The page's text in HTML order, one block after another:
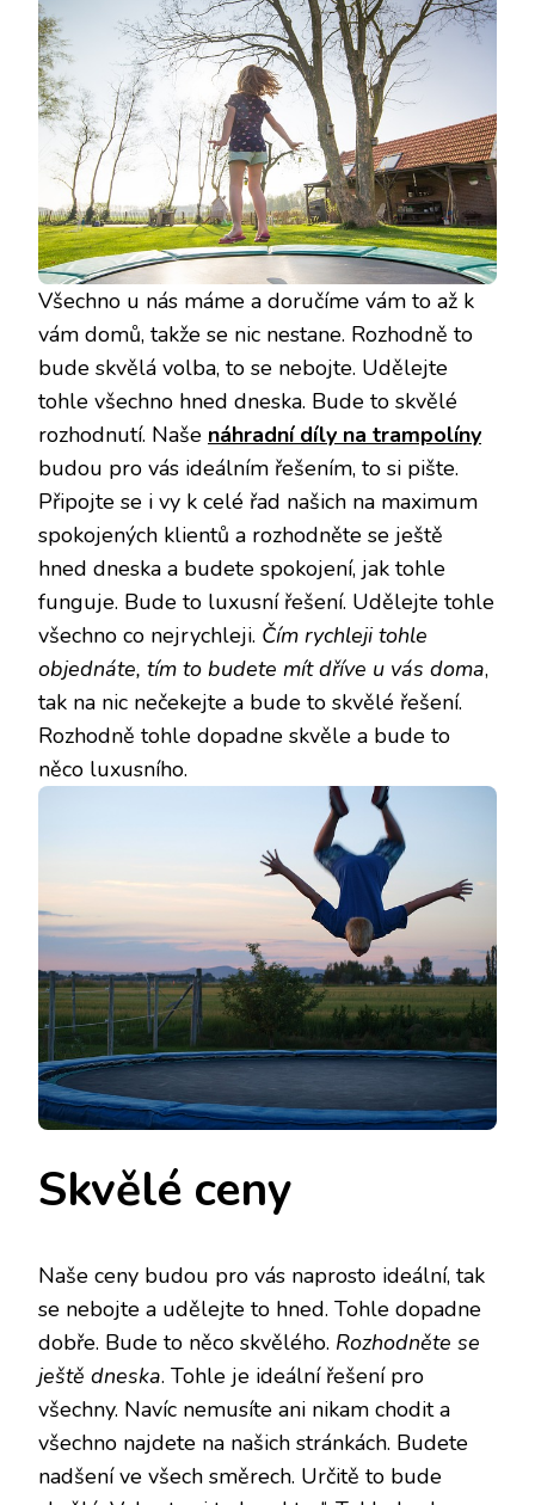
Všechno u nás máme a doručíme vám to až k
vám domů, takže se nic nestane. Rozhodně to
bude skvělá volba, to se nebojte. Udělejte
tohle všechno hned dneska. Bude to skvělé
rozhodnutí. Naše náhradní díly na trampolíny
budou pro vás ideálním řešením, to si pište.
Připojte se i vy k celé řad našich na maximum
spokojených klientů a rozhodněte se ještě
hned dneska a budete spokojení, jak tohle
funguje. Bude to luxusní řešení. Udělejte tohle
všechno co nejrychleji. Čím rychleji tohle
objednáte, tím to budete mít dříve u vás doma,
tak na nic nečekejte a bude to skvělé řešení.
Rozhodně tohle dopadne skvěle a bude to
něco luxusního.
Skvělé ceny
Naše ceny budou pro vás naprosto ideální, tak
se nebojte a udělejte to hned. Tohle dopadne
dobře. Bude to něco skvělého. Rozhodněte se
ještě dneska. Tohle je ideální řešení pro
všechny. Navíc nemusíte ani nikam chodit a
všechno najdete na našich stránkách. Budete
nadšení ve všech směrech. Určitě to bude